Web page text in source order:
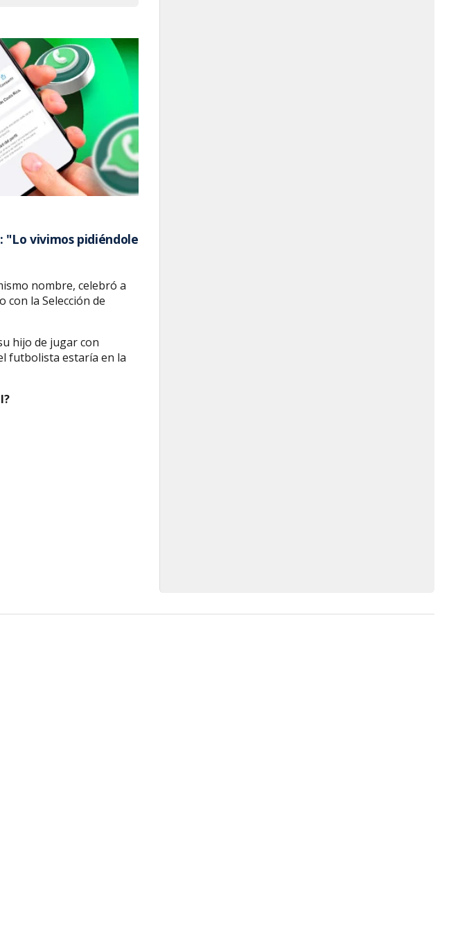
"Lo vivimos pidiéndole
nombre, celebró a
con la Selección de
hijo de jugar con
futbolista estaría en la